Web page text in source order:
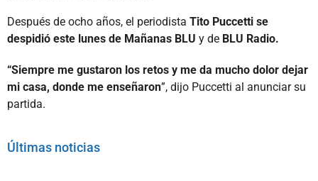
Después de ocho años, el periodista Tito Puccetti se
despidió este lunes de Mañanas BLU y de BLU Radio.
“Siempre me gustaron los retos y me da mucho dolor dejar
mi casa, donde me enseñaron”, dijo Puccetti al anunciar su
partida.
Últimas noticias